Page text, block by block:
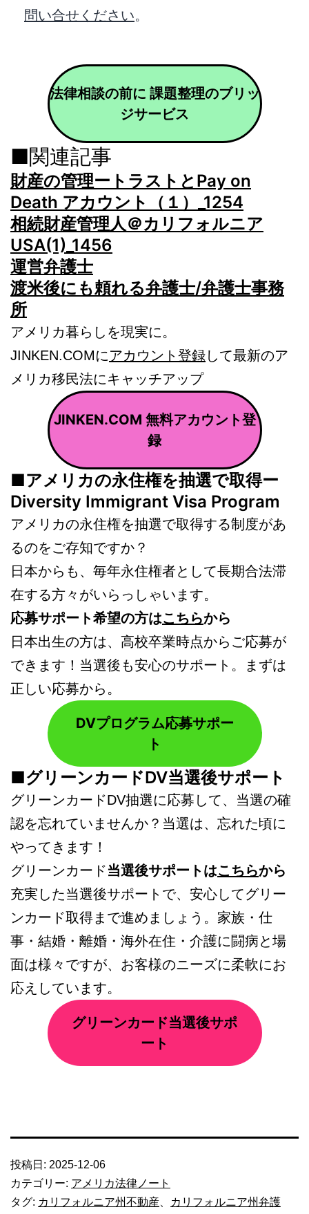
問い合せください。
法律相談の前に 課題整理のブリッ
ジサービス
■関連記事
財産の管理ートラストとPay on
Death アカウント（１）_1254
相続財産管理人＠カリフォルニア
USA(1)_1456
運営弁護士
渡米後にも頼れる弁護士/弁護士事務
所
アメリカ暮らしを現実に。
JINKEN.COMにアカウント登録して最新のア
メリカ移民法にキャッチアップ
JINKEN.COM 無料アカウント登
録
■アメリカの永住権を抽選で取得ー
Diversity Immigrant Visa Program
アメリカの永住権を抽選で取得する制度があ
るのをご存知ですか？
日本からも、毎年永住権者として長期合法滞
在する方々がいらっしゃいます。
応募サポート希望の方はこちらから
日本出生の方は、高校卒業時点からご応募が
できます！当選後も安心のサポート。まずは
正しい応募から。
DVプログラム応募サポー
ト
■グリーンカードDV当選後サポート
グリーンカードDV抽選に応募して、当選の確
認を忘れていませんか？当選は、忘れた頃に
やってきます！
グリーンカード当選後サポートはこちらから
充実した当選後サポートで、安心してグリー
ンカード取得まで進めましょう。家族・仕
事・結婚・離婚・海外在住・介護に闘病と場
面は様々ですが、お客様のニーズに柔軟にお
応えしています。
グリーンカード当選後サポ
ート
投稿日: 2025-12-06
カテゴリー: アメリカ法律ノート
タグ: カリフォルニア州不動産 カリフォルニア州弁護